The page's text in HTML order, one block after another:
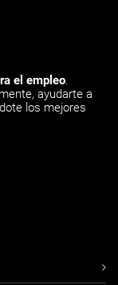
el empleo.
ayudarte a
los mejores